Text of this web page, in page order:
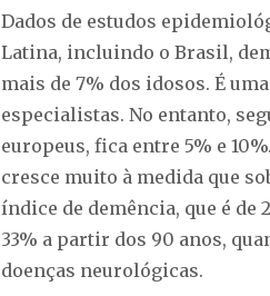
Dados de estudos
Latina, incluindo o Brasil,
mais de 7% dos idosos. É
especialistas. No entanto,
europeus, fica entre 5% e
cresce muito à medida que
índice de demência, que é de
33% a partir dos 90 anos,
doenças neurológicas.